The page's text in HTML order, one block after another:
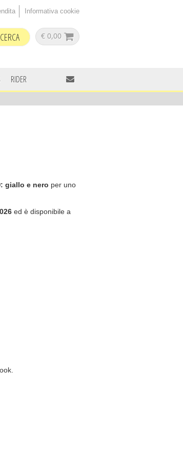
Informativa cookie
€ 0,00
RIDER
giallo e nero per uno
ed è disponibile a